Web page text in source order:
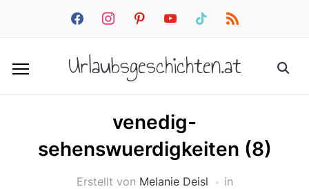
facebookinstagrampinterestyoutube tiktok rss
Urlaubsgeschichten.at
venedig-
sehenswuerdigkeiten (8)
Erstellt von Melanie Deisl in